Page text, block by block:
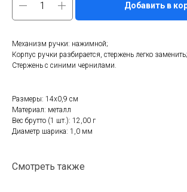
Добавить в
Механизм ручки: нажимной;
Корпус ручки разбирается, стержень легко заменить;
Стержень с синими чернилами.
Размеры: 14х0,9 см
Материал: металл
Вес брутто (1 шт.): 12,00 г
Диаметр шарика: 1,0 мм
Смотреть также